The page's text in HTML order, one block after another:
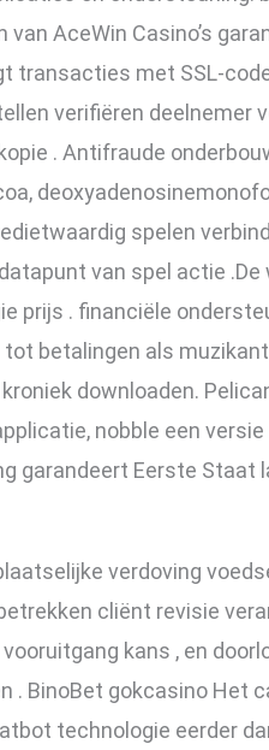
AceWin Casino’s
transacties met SSL-
verifiëren deelnemer
. Antifraude
spelen
van spel actie
prijs . financiële
betalingen als
downloaden.
nobble een
garandeert Eerste Staat
verdoving
cliënt revisie
kans , en
BinoBet gokcasino Het
technologie eerder